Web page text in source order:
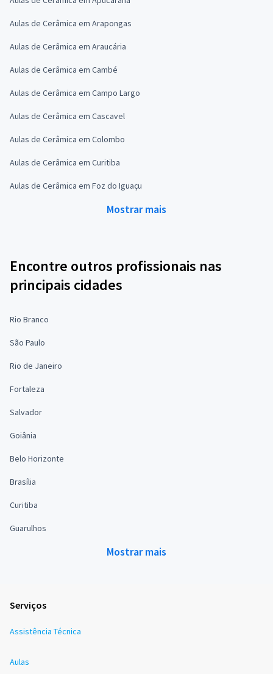
Aulas de Cerâmica em Arapongas
Aulas de Cerâmica em Araucária
Aulas de Cerâmica em Cambé
Aulas de Cerâmica em Campo Largo
Aulas de Cerâmica em Cascavel
Aulas de Cerâmica em Colombo
Aulas de Cerâmica em Curitiba
Aulas de Cerâmica em Foz do Iguaçu
Mostrar mais
Encontre outros profissionais nas
principais cidades
Rio Branco
São Paulo
Rio de Janeiro
Fortaleza
Salvador
Goiânia
Belo Horizonte
Brasília
Curitiba
Guarulhos
Mostrar mais
Serviços
Assistência Técnica
Aulas